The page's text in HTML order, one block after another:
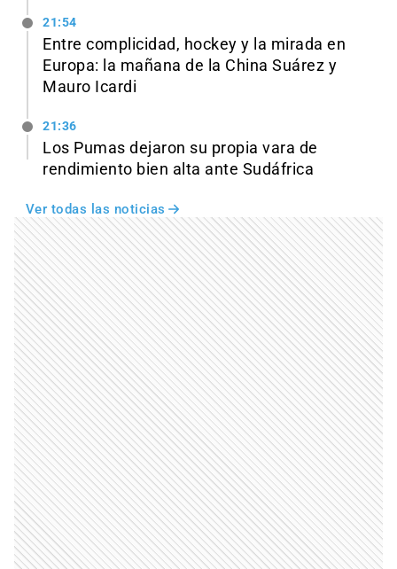
21:54
Entre complicidad, hockey y la mirada en
Europa: la mañana de la China Suárez y
Mauro Icardi
21:36
Los Pumas dejaron su propia vara de
rendimiento bien alta ante Sudáfrica
Ver todas las noticias